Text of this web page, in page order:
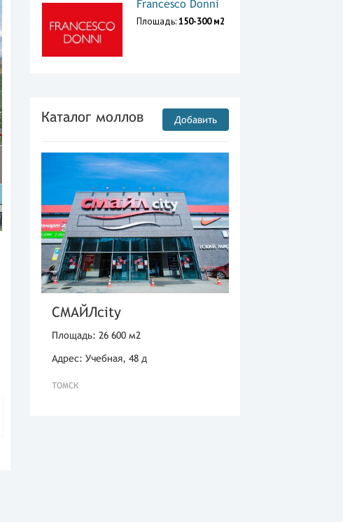
Francesco Donni
Площадь:150-300 м2
Каталог моллов Добавить
СМАЙЛcity
Площадь: 26 600 м2
Адрес: Учебная, 48 д
ТОМСК